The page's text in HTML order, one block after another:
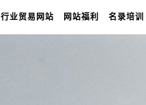
行业贸易网站 网站福利 名录培训